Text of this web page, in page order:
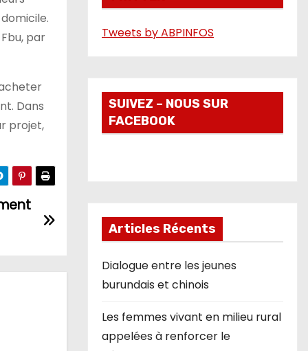
par
Dans
projet,
o
Tweets by ABPINFOS
SUIVEZ – NOUS SUR
FACEBOOK
Articles Récents
Dialogue entre les jeunes
burundais et chinois
Les femmes vivant en milieu rural
appelées à renforcer le